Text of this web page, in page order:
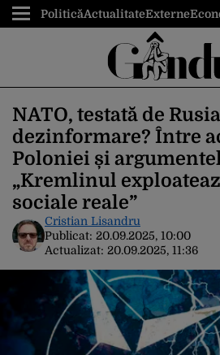
PoliticăActualitateExterne
NATO, testată de
dezinformare? Între
Poloniei și
„Kremlinul
sociale reale”
Cristian Lisandru
Publicat: 20.09.2025, 10:00
Actualizat: 20.09.2025, 11:36